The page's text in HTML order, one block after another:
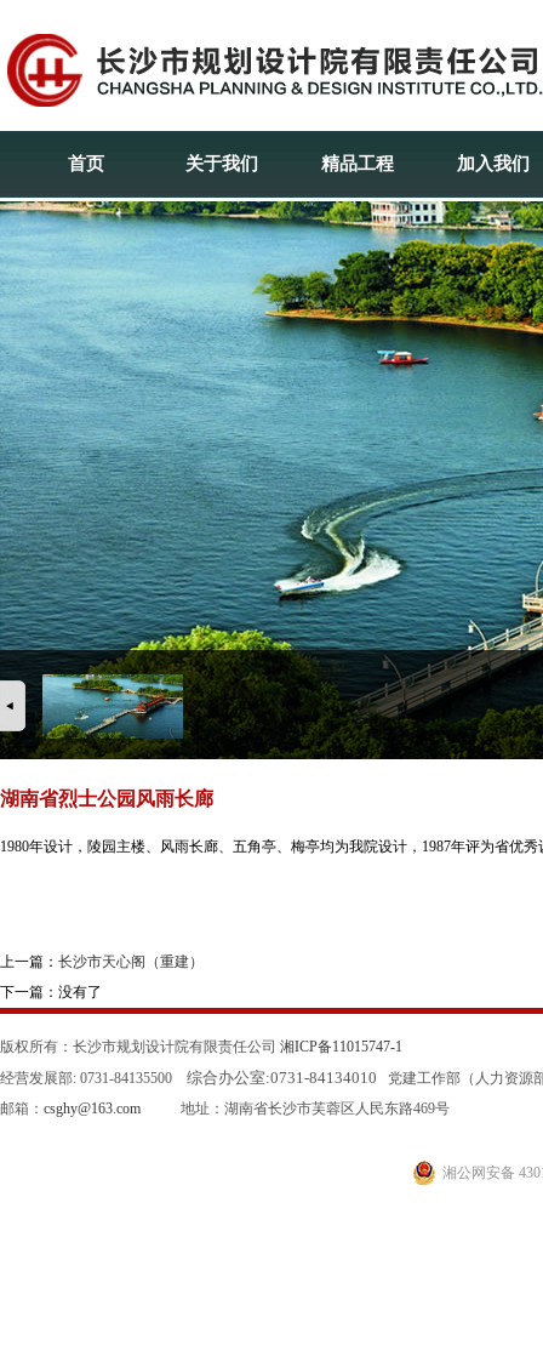
首页 关于我们 精品工程 加入我们
湖南省烈士公园风雨长廊
1980年设计，陵园主楼、风雨长廊、五角亭、梅亭均为我院设计，1987年评为省优
上一篇： 长沙市天心阁（重建）
下一篇：没有了
版权所有：长沙市规划设计院有限责任公司 湘ICP备11015747-1
经营发展部: 0731-84135500 综合办公室:0731-84134010
党建工作部（人力资源
邮箱： csghy@163.com 地址：湖南省长沙市芙蓉区人民东路469号
湘公网安备